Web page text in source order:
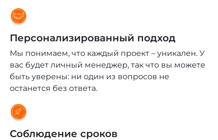
Персонализированный подход
Мы понимаем, что каждый проект – уникален. У
вас будет личный менеджер, так что вы можете
быть уверены: ни один из вопросов не
останется без ответа.
Соблюдение сроков